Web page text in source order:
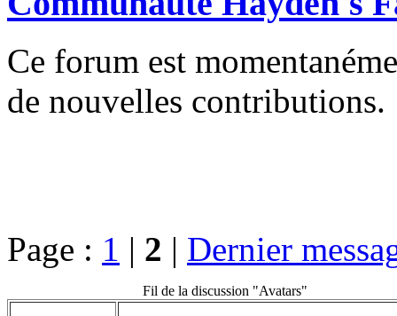
Ce forum est
de nouvelles contributions.
Page : 1 | 2 | Dernier
Fil de la discussion "Avatars"